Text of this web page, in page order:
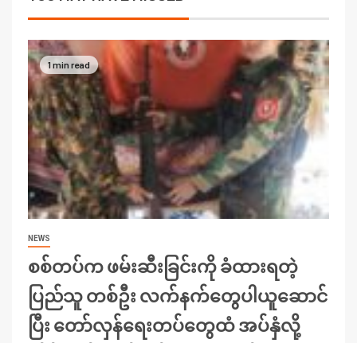
1 min read
NEWS
စစ်တပ်က ဖမ်းဆီးခြင်းကို ခံထားရတဲ့
ပြည်သူ တစ်ဦး လက်နက်တွေပါယူဆောင်
ပြီး တော်လှန်ရေးတပ်တွေထံ အပ်နှံလို့